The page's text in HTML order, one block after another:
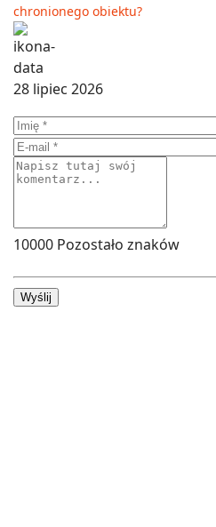
chronionego obiektu?
28 lipiec 2026
10000 Pozostało znaków
Wyślij